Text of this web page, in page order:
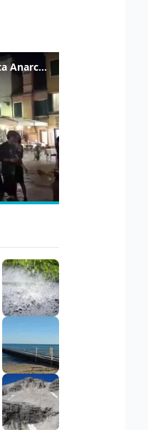
Venezia omaggia Guccini con una Cantata Anarchica in campo Santa Margherita